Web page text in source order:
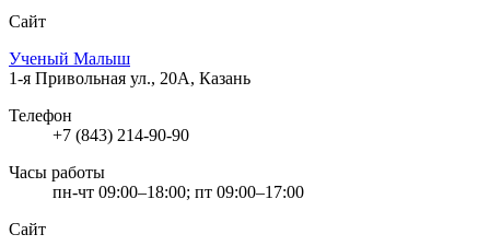
Сайт
Ученый Малыш
1-я Привольная ул., 20А, Казань
Телефон
+7 (843) 214-90-90
Часы работы
пн-чт 09:00–18:00; пт 09:00–17:00
Сайт